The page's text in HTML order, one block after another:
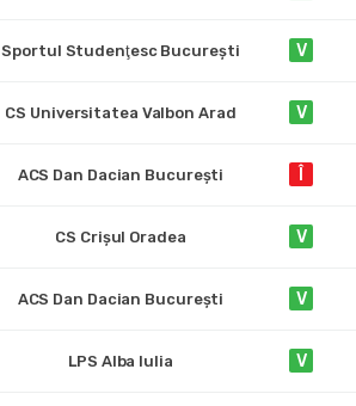
Sportul Studenţesc Bucureşti V
CS Universitatea Valbon Arad V
ACS Dan Dacian București
CS Crișul Oradea V
ACS Dan Dacian București V
LPS Alba Iulia V